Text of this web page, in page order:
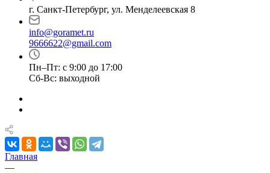
г. Санкт-Петербург, ул. Менделеевская 8
info@goramet.ru
9666622@gmail.com
Пн–Пт: с 9:00 до 17:00
Сб-Вс: выходной
Главная
—